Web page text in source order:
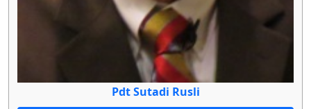
Pdt Sutadi Rusli